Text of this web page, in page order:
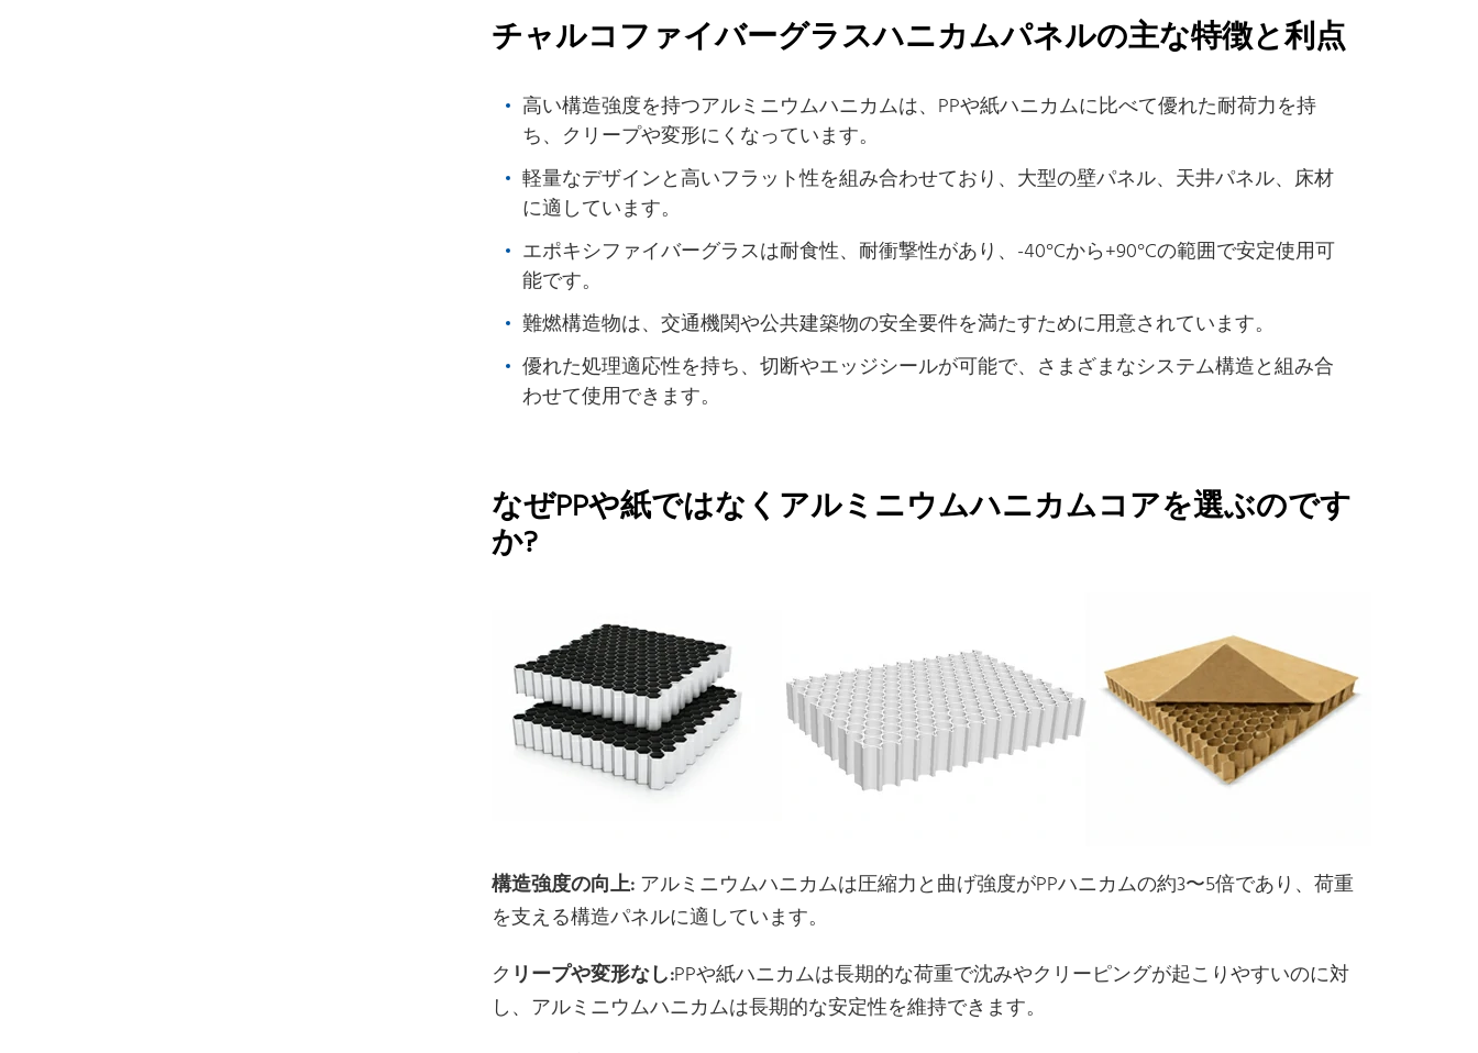
チャルコファイバーグラスハニカムパネルの主な特徴と利点
高い構造強度を持つアルミニウムハニカムは、PPや紙ハニカムに比べて優れた耐荷力を持
ち、クリープや変形にくなっています。
軽量なデザインと高いフラット性を組み合わせており、大型の壁パネル、天井パネル、床材
に適しています。
エポキシファイバーグラスは耐食性、耐衝撃性があり、-40°Cから+90°Cの範囲で安定使用可
能です。
難燃構造物は、交通機関や公共建築物の安全要件を満たすために用意されています。
優れた処理適応性を持ち、切断やエッジシールが可能で、さまざまなシステム構造と組み合
わせて使用できます。
なぜPPや紙ではなくアルミニウムハニカムコアを選ぶのです
か?
構造強度の向上: アルミニウムハニカムは圧縮力と曲げ強度がPPハニカムの約3〜5倍であり、荷重
を支える構造パネルに適しています。
ク リープや変形なし:PPや紙ハニカムは長期的な荷重で沈みやクリーピングが起こりやすいのに対
し、アルミニウムハニカムは長期的な安定性を維持できます。